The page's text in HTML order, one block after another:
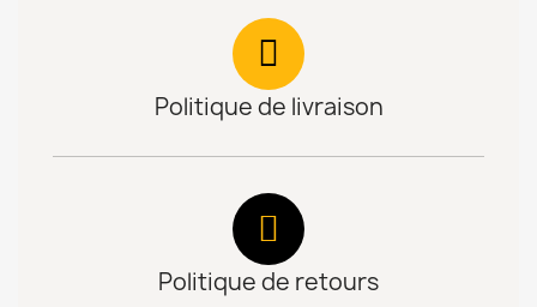
Politique de livraison
Politique de retours